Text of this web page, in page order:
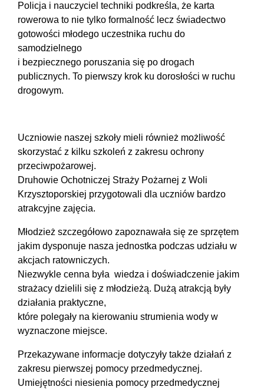
Policja i nauczyciel techniki podkreśla, że karta
rowerowa to nie tylko formalność lecz świadectwo
gotowości młodego uczestnika ruchu do
samodzielnego
i bezpiecznego poruszania się po drogach
publicznych. To pierwszy krok ku dorosłości w ruchu
drogowym.
Uczniowie naszej szkoły mieli również możliwość
skorzystać z kilku szkoleń z zakresu ochrony
przeciwpożarowej.
Druhowie Ochotniczej Straży Pożarnej z Woli
Krzysztoporskiej przygotowali dla uczniów bardzo
atrakcyjne zajęcia.
Młodzież szczegółowo zapoznawała się ze sprzętem
jakim dysponuje nasza jednostka podczas udziału w
akcjach ratowniczych.
Niezwykle cenna była wiedza i doświadczenie jakim
strażacy dzielili się z młodzieżą. Dużą atrakcją były
działania praktyczne,
które polegały na kierowaniu strumienia wody w
wyznaczone miejsce.
Przekazywane informacje dotyczyły także działań z
zakresu pierwszej pomocy przedmedycznej.
Umiejętności niesienia pomocy przedmedycznej